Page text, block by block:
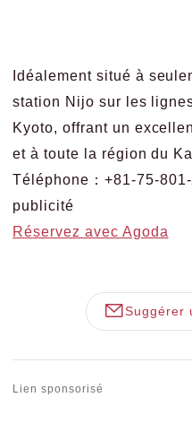
Idéalement situé à
station Nijo sur les
Kyoto, offrant un
et à toute la région du
Téléphone：+81-75-
publicité
Réservez avec Agoda
Suggérer
Lien sponsorisé